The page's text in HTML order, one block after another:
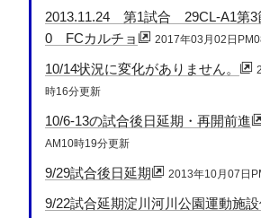
2013.11.24 第1試合 29CL-A1
0 FCカルチョ
2017年03月02日
10/14状況に変化がありません。
時16分更新
10/6-13の試合後日延期・再開前進
AM10時19分更新
9/29試合後日延期 2013年10月07日
9/22試合延期淀川河川公園運動施